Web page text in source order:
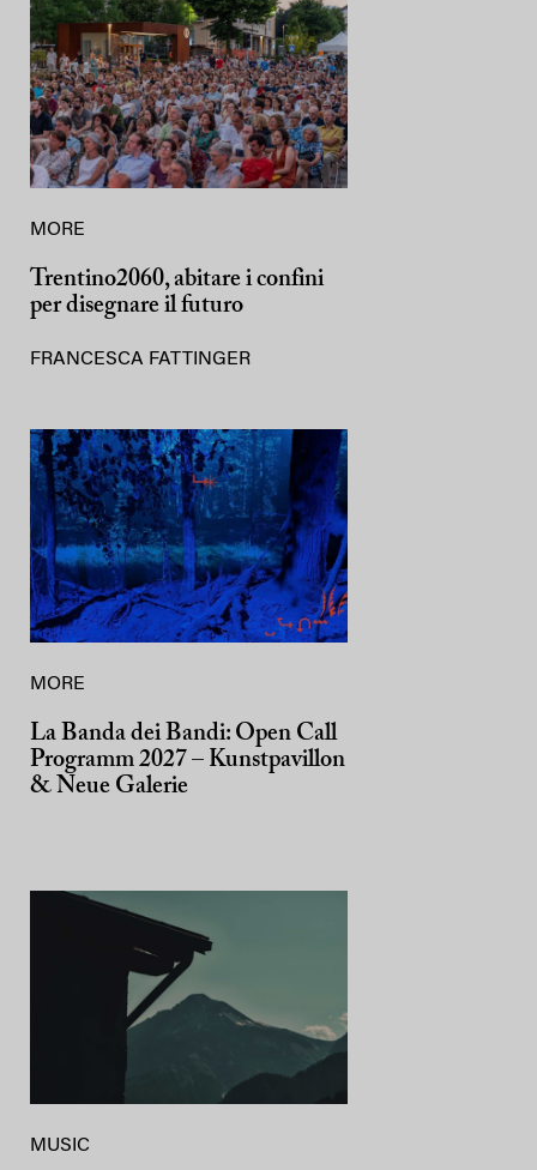
MORE
Trentino2060, abitare i confini
per disegnare il futuro
FRANCESCA FATTINGER
MORE
La Banda dei Bandi: Open Call
Programm 2027 – Kunstpavillon
& Neue Galerie
MUSIC